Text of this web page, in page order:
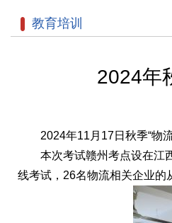
教育培训
2024年
2024年11月17日秋季“物
本次考试赣州考点设在江
线考试，26名物流相关企业的